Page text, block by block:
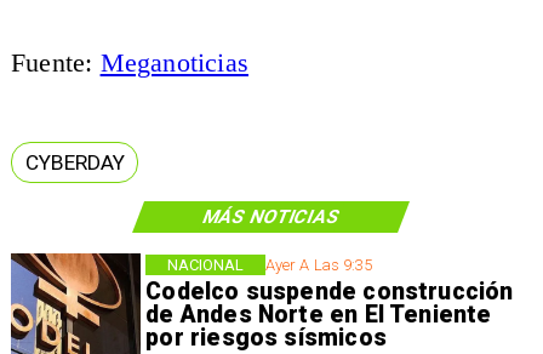
MÁS NOTICIAS
Ayer A Las 9:35
Codelco suspende construcción
de Andes Norte en El Teniente
por riesgos sísmicos
NACIONAL
Fuente: Meganoticias
CYBERDAY